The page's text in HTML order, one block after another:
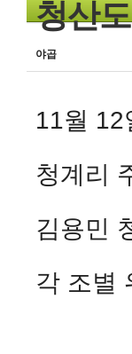
청산
야곱
11월 12
청계리
김용민
각 조별